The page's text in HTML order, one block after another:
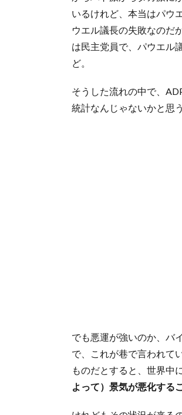
いるけれど、本当はパウ
ウエル議長の失敗なのだ
は民主党員で、パウエル
ど。
そうした流れの中で、
統計なんじゃないかと思
でも悪運が強いのか、バ
で、これが巷で言われて
ものだとすると、世界中
よって）景気が悪化する